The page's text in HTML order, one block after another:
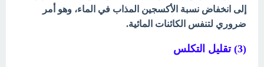
إلى انخفاض نسبة الأكسجين المذاب في الماء، وهو أمر
ضروري لتنفس الكائنات المائية.
(3) تقليل التكلس